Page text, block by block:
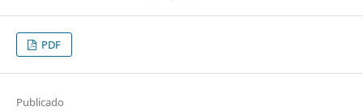
PDF
Publicado